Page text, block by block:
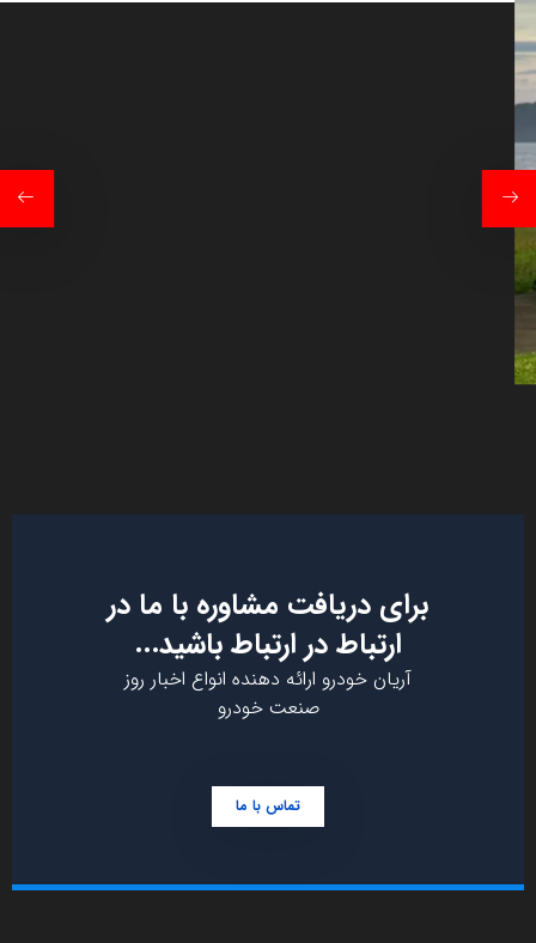
برای دریافت مشاوره با ما در
ارتباط در ارتباط باشید...
آریان خودرو ارائه دهنده انواع اخبار روز
صنعت خودرو
تماس با ما